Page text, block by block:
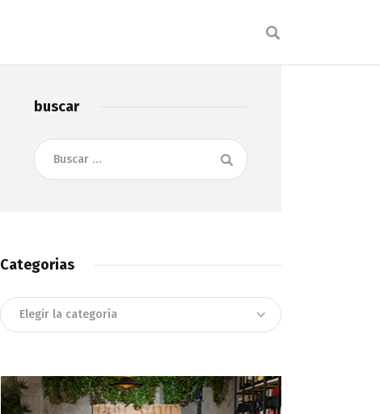
buscar
Buscar:
Categorias
Categorias